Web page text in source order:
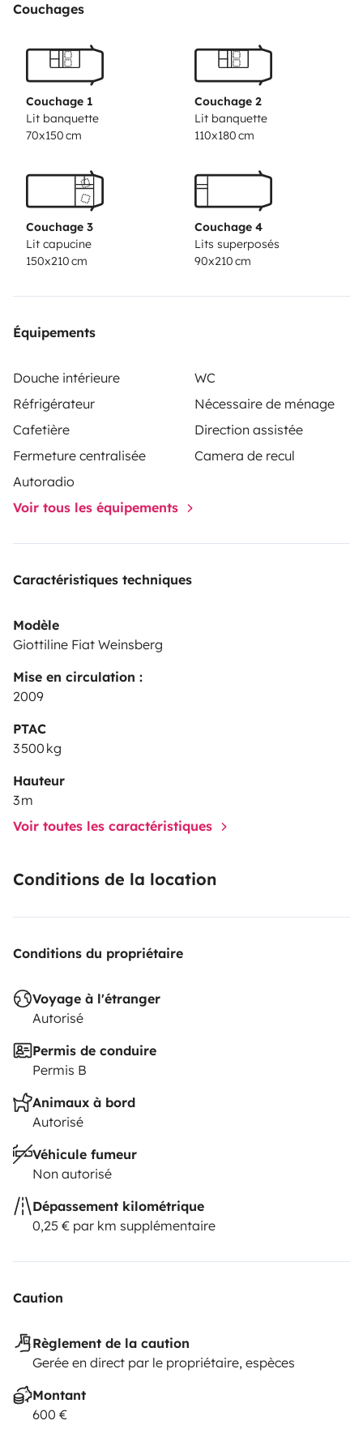
Couchages
Couchage 1
Lit banquette
70x150 cm
Couchage 2
Lit banquette
110x180 cm
Couchage 3
Lit capucine
150x210 cm
Couchage 4
Lits superposés
90x210 cm
Équipements
Douche intérieure
WC
Réfrigérateur
Nécessaire de ménage
Cafetière
Direction assistée
Fermeture centralisée
Camera de recul
Autoradio
Voir tous les équipements
Caractéristiques techniques
Modèle
Giottiline Fiat Weinsberg
Mise en circulation :
2009
PTAC
3 500 kg
Hauteur
3 m
Voir toutes les caractéristiques
Conditions de la location
Conditions du propriétaire
Voyage à l'étranger
Autorisé
Permis de conduire
Permis B
Animaux à bord
Autorisé
Véhicule fumeur
Non autorisé
Dépassement kilométrique
0,25 € par km supplémentaire
Caution
Règlement de la caution
Gerée en direct par le propriétaire, espèces
Montant
600 €